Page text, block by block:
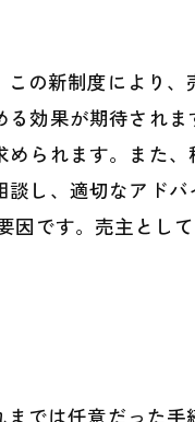
の新制度により、
効果が期待されま
られます。また、
し、適切なアドバ
因です。売主とし
では任意だった手